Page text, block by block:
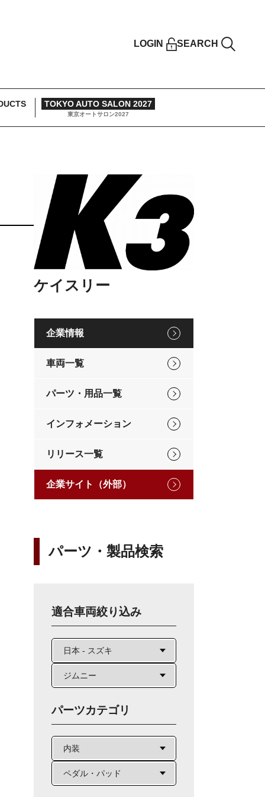
LOGIN SEARCH
TOKYO AUTO SALON 2027
東京オートサロン2027
ケイスリー
企業情報
車両一覧
パーツ・用品一覧
インフォメーション
リリース一覧
企業サイト（外部）
パーツ・製品検索
適合車両絞り込み
パーツカテゴリ